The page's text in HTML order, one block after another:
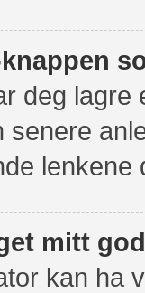
deg
senere
lenkene
mitt
kan ha